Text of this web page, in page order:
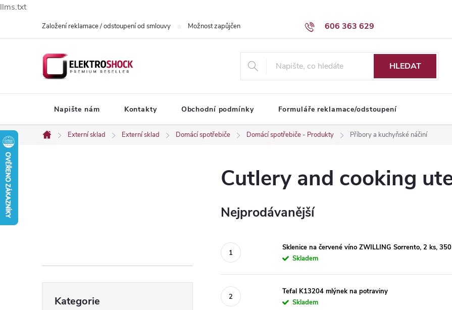
llms.txt
606 363 629
Založení reklamace / odstoupení od smlouvy Možnost zapůjčení dodávky Obchodní podmínky
HLEDAT
Napište nám Kontakty Obchodní podmínky Formuláře reklamace/odstoupení
Domů
Externí sklad Externí sklad Domácí spotřebiče Domácí spotřebiče - Produkty Příbory a kuchyňské náčiní
r
kategorie
Kategorie
Cutlery and cooking
Nejprodávanější
Sklenice na červené víno ZWILLING Sorrento, 2 ks,
Skladem
Tefal K13204 mlýnek na potraviny
Skladem